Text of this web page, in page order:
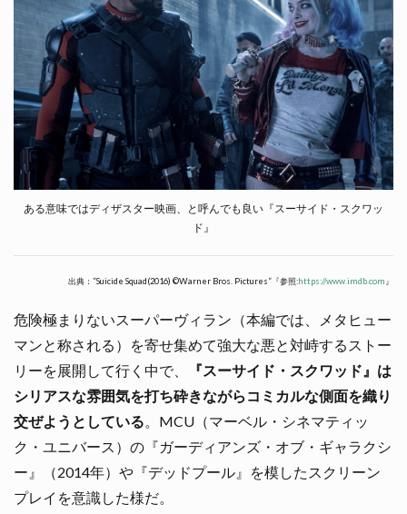
ある意味ではディザスター映画、と呼んでも良い『スーサイド・スクワッ
ド』
出典：”Suicide Squad(2016) ©Warner Bros. Pictures”『参照:https://www.imdb.com 』
危険極まりないスーパーヴィラン（本編では、メタヒュー
マンと称される）を寄せ集めて強大な悪と対峙するストー
リーを展開して行く中で、
『スーサイド・スクワッド』は
シリアスな雰囲気を打ち砕きながらコミカルな側面を織り
交ぜようとしている。MCU（マーベル・シネマティッ
ク・ユニバース）の『ガーディアンズ・オブ・ギャラクシ
ー』（2014年）や『デッドプール』を模したスクリーン
プレイを意識した様だ。